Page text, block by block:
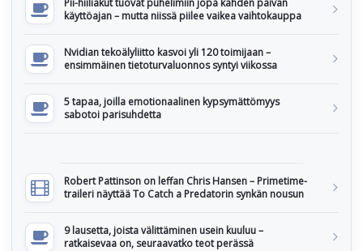
käyttöajan – mutta niissä piilee vaikea vaihtokauppa
Nvidian tekoälyliitto kasvoi yli 120 toimijaan –
ensimmäinen tietoturvaluonnos syntyi viikossa
5 tapaa, joilla emotionaalinen kypsymättömyys
sabotoi parisuhdetta
Robert Pattinson on leffan Chris Hansen – Primetime-
traileri näyttää To Catch a Predatorin synkän nousun
9 lausetta, joista välittäminen usein kuuluu –
ratkaisevaa on, seuraavatko teot perässä